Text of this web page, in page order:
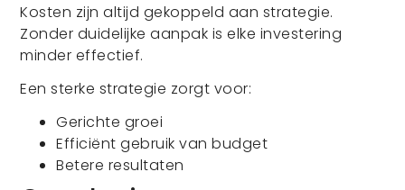
Kosten zijn altijd gekoppeld aan strategie.
Zonder duidelijke aanpak is elke investering
minder effectief.
Een sterke strategie zorgt voor:
Gerichte groei
Efficiënt gebruik van budget
Betere resultaten